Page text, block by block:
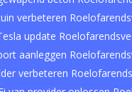
verbeteren
update
aanleggen
verbeteren